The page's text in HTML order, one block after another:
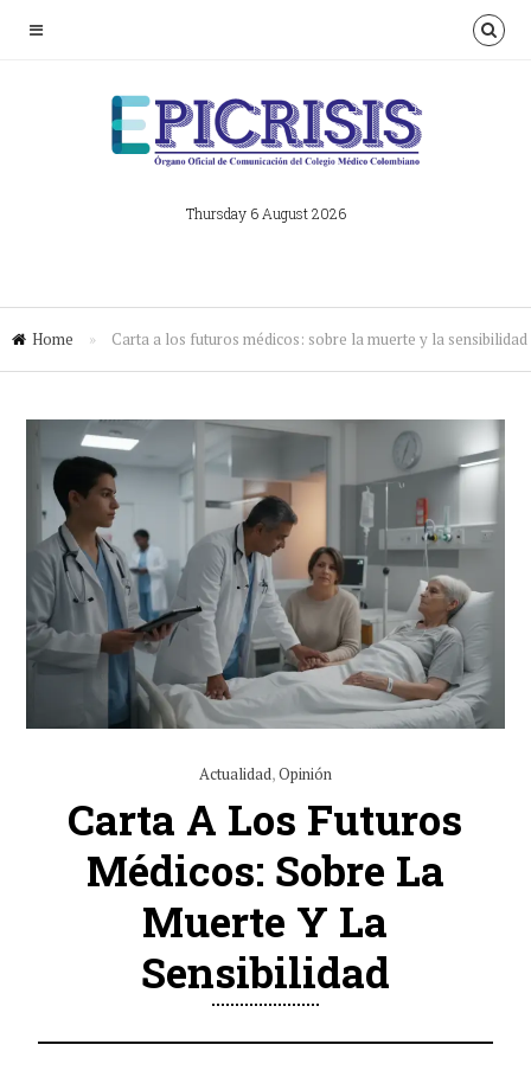
Thursday 6 August 2026
Home » Carta a los futuros médicos: sobre la muerte y la sensibilidad
Actualidad,Opinión
Carta A Los Futuros
Médicos: Sobre La
Muerte Y La
Sensibilidad